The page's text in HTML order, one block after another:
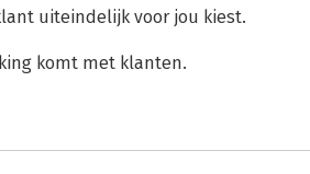
uiteindelijk voor jou kiest.
komt met klanten.